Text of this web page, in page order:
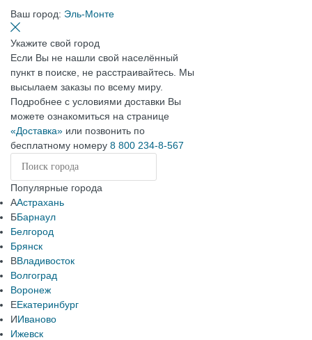
Ваш город: Эль-Монте
Укажите свой город
Если Вы не нашли свой населённый
пункт в поиске, не расстраивайтесь. Мы
высылаем заказы по всему миру.
Подробнее с условиями доставки Вы
можете ознакомиться на странице
«Доставка» или позвонить по
бесплатному номеру 8 800 234-8-567
Популярные города
ААстрахань
ББарнаул
Белгород
Брянск
ВВладивосток
Волгоград
Воронеж
ЕЕкатеринбург
ИИваново
Ижевск